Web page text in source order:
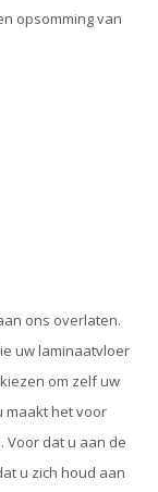
opsomming van
ons overlaten.
uw laminaatvloer
om zelf uw
maakt het voor
Voor dat u aan de
u zich houd aan